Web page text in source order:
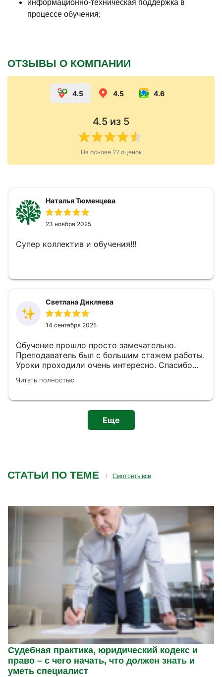
информационно-техническая поддержка в
процессе обучения;
ОТЗЫВЫ О КОМПАНИИ
4.5 4.5 4.6
4.5 из 5
На основе 27 оценок
Наталья Тюменцева
23 ноября 2025
Супер коллектив и обучения!!!
Светлана Дикляева
14 сентября 2025
Обучение прошло просто замечательно.
Преподаватель был с большим стажем работы.
Уроки проходили очень интересно. Спасибо
большое за знания, которые мы получили от
обучения.
Читать полностью
Еще
СТАТЬИ ПО ТЕМЕ Смотреть все
Судебная практика, юридический кодекс и
право – с чего начать, что должен знать и
уметь специалист